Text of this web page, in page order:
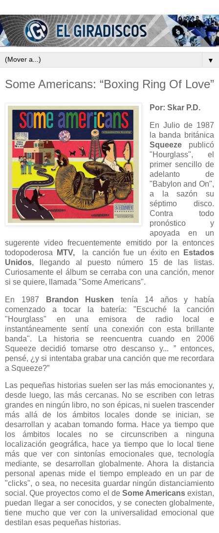
▼
Some Americans: “Boxing Ring Of Love”
Por: Skar P.D.
En Julio de 1987
la banda británica
Squeeze publicó
"Hourglass", el
primer sencillo de
adelanto de
"Babylon and On",
a la sazón su
séptimo disco.
Contra todo
pronóstico y
apoyada en un
sugerente video frecuentemente emitido por la entonces
todopoderosa
MTV, la canción fue un éxito en
Estados
Unidos, llegando al puesto número 15 de las listas.
Curiosamente el álbum se cerraba con una canción, menor
si se quiere, llamada "Some Americans".
En 1987 Brandon Husken tenía 14 años y había
comenzado a tocar la batería: "Escuché la canción
"Hourglass" en una emisora de radio local e
instantáneamente sentí una conexión con esta brillante
banda". La historia se reencuentra cuando en 2006
Squeeze decidió tomarse otro descanso y... ” entonces,
pensé, ¿y si intentaba grabar una canción que me recordara
a Squeeze?”
Las pequeñas historias suelen ser las más emocionantes y,
desde luego, las más cercanas. No se escriben con letras
grandes en ningún libro, no son épicas, ni suelen trascender
más allá de los ámbitos locales donde se inician, se
desarrollan y acaban tomando forma. Hace ya tiempo que
los ámbitos locales no se circunscriben a ninguna
localización geográfica, hace ya tiempo que lo local tiene
más que ver con sintonías emocionales que, tecnología
mediante, se desarrollan globalmente. Ahora la distancia
personal apenas mide el tiempo empleado en un par de
"clicks", o sea, no necesita guardar ningún distanciamiento
social. Que proyectos como el de Some Americansexistan,
puedan llegar a ser conocidos, y se conecten globalmente,
tiene mucho que ver con la universalidad emocional que
destilan esas pequeñas historias.